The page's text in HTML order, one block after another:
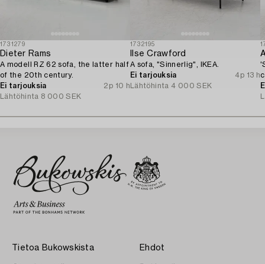
1731279
Dieter Rams
A modell RZ 62 sofa, the latter half
of the 20th century.
Ei tarjouksia
2p 10 h
Lähtöhinta 8 000 SEK
1732195
Ilse Crawford
A sofa, "Sinnerlig", IKEA.
Ei tarjouksia
4p 13 h
Lähtöhinta 4 000 SEK
Tietoa Bukowskista Ehdot